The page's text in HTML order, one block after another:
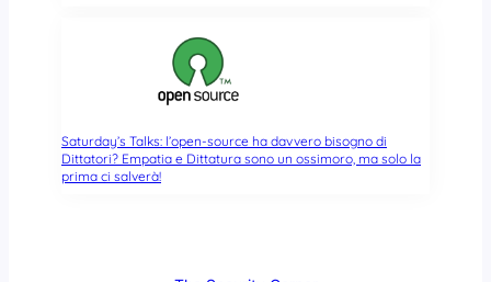
Saturday’s Talks: l’open-source ha davvero bisogno di
Dittatori? Empatia e Dittatura sono un ossimoro, ma solo la
prima ci salverà!